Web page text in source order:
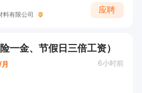
料有限公司
应聘
一金、节假日三倍工资）
6小时前